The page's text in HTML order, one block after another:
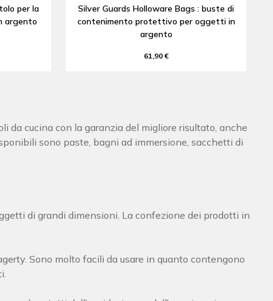
per la
argento
Silver Guards Holloware Bags : buste di
contenimento protettivo per oggetti in
argento
61,90 €
da cucina con la garanzia del migliore risultato, anche
sono paste, bagni ad immersione, sacchetti di
di grandi dimensioni. La confezione dei prodotti in
Sono molto facili da usare in quanto contengono